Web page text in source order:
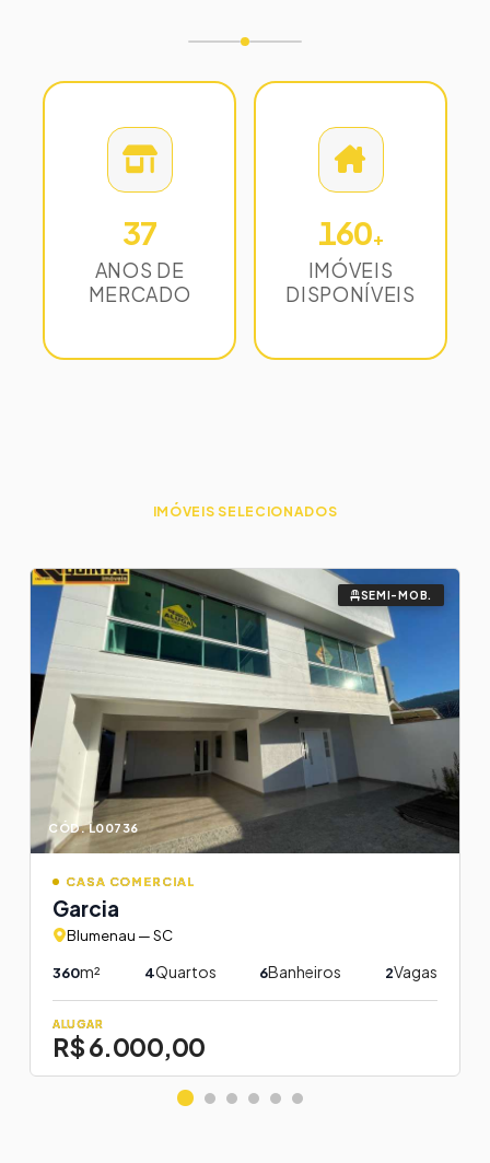
37
ANOS DE
MERCADO
160+
IMÓVEIS
DISPONÍVEIS
IMÓVEIS SELECIONADOS
SEMI-MOB.
CÓD. L00736
CASA COMERCIAL
Garcia
Blumenau — SC
360m² 4Quartos 6Banheiros 2Vagas
ALUGAR
R$ 6.000,00